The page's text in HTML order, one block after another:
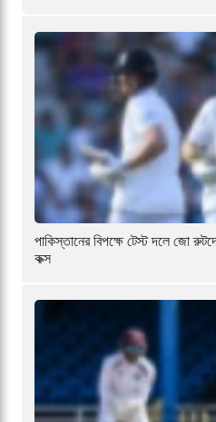
পাকিস্তানের বিপক্ষে টেস্ট দলে জো
কক্স